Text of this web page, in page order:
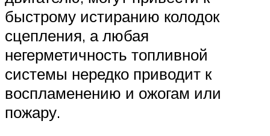
быстрому истиранию колодок
сцепления, а любая
негерметичность топливной
системы нередко приводит к
воспламенению и ожогам или
пожару.